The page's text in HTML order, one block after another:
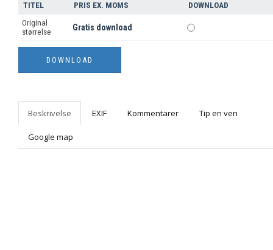
TITEL PRIS EX. MOMS
DOWNLOAD
Original
størrelse
Gratis download
Beskrivelse EXIF Kommentarer Tip en ven
Google map